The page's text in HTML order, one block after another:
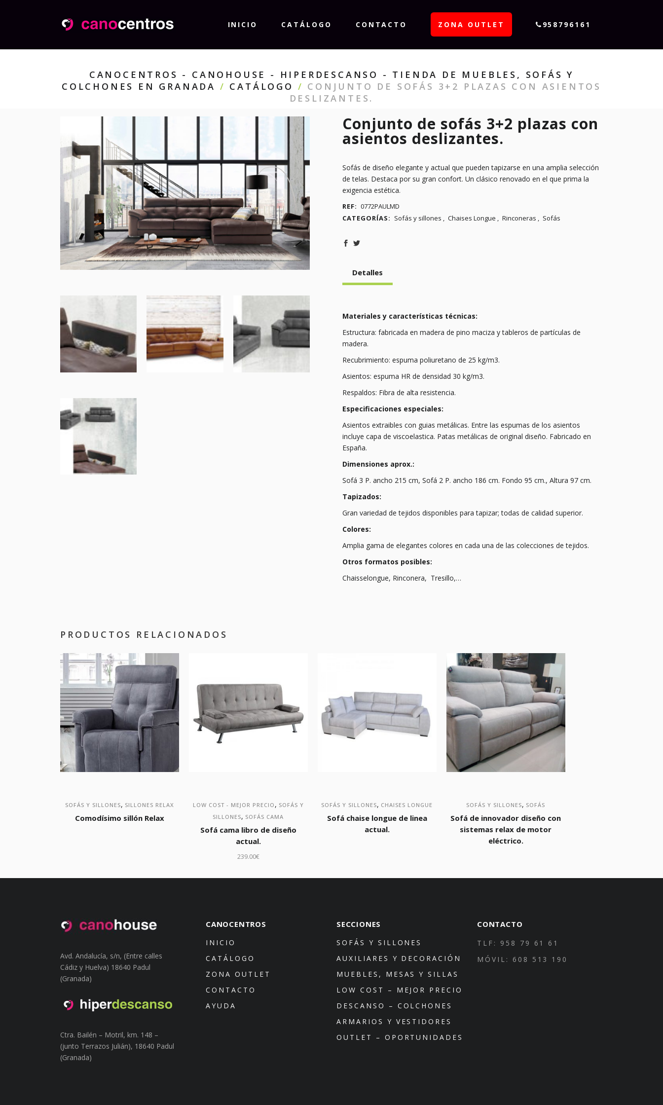
INICIO CATÁLOGO CONTACTO ZONA OUTLET 958796161
CANOCENTROS - CANOHOUSE - HIPERDESCANSO - TIENDA DE MUEBLES, SOFÁS Y
COLCHONES EN GRANADA / CATÁLOGO / CONJUNTO DE SOFÁS 3+2 PLAZAS CON ASIENTOS
DESLIZANTES.
Conjunto de sofás 3+2 plazas con
asientos deslizantes.
Sofás de diseño elegante y actual que pueden tapizarse en una amplia selección
de telas. Destaca por su gran confort. Un clásico renovado en el que prima la
exigencia estética.
REF: 0772PAULMD
CATEGORÍAS: Sofás y sillones , Chaises Longue , Rinconeras , Sofás
Detalles
Materiales y características técnicas:
Estructura: fabricada en madera de pino maciza y tableros de partículas de
madera.
Recubrimiento: espuma poliuretano de 25 kg/m3.
Asientos: espuma HR de densidad 30 kg/m3.
Respaldos: Fibra de alta resistencia.
Especificaciones especiales:
Asientos extraibles con guias metálicas. Entre las espumas de los asientos
incluye capa de viscoelastica. Patas metálicas de original diseño. Fabricado en
España.
Dimensiones aprox.:
Sofá 3 P. ancho 215 cm, Sofá 2 P. ancho 186 cm. Fondo 95 cm., Altura 97 cm.
Tapizados:
Gran variedad de tejidos disponibles para tapizar; todas de calidad superior.
Colores:
Amplia gama de elegantes colores en cada una de las colecciones de tejidos.
Otros formatos posibles:
Chaisselongue, Rinconera, Tresillo,…
PRODUCTOS RELACIONADOS
SOFÁS Y SILLONES, SILLONES RELAX
Comodísimo sillón Relax
LOW COST - MEJOR PRECIO , SOFÁS Y
SILLONES, SOFÁS CAMA
Sofá cama libro de diseño
actual.
239.00€
SOFÁS Y SILLONES, CHAISES LONGUE
Sofá chaise longue de linea
actual.
SOFÁS Y SILLONES, SOFÁS
Sofá de innovador diseño con
sistemas relax de motor
eléctrico.
Avd. Andalucía, s/n, (Entre calles
Cádiz y Huelva) 18640 Padul
(Granada)
Ctra. Bailén – Motril, km. 148 –
(junto Terrazos Julián), 18640 Padul
(Granada)
CANOCENTROS
INICIO
CATÁLOGO
ZONA OUTLET
CONTACTO
AYUDA
SECCIONES
SOFÁS Y SILLONES
AUXILIARES Y DECORACIÓN
MUEBLES, MESAS Y SILLAS
LOW COST – MEJOR PRECIO
DESCANSO – COLCHONES
ARMARIOS Y VESTIDORES
OUTLET – OPORTUNIDADES
CONTACTO
TLF: 958 79 61 61
MÓVIL: 608 513 190